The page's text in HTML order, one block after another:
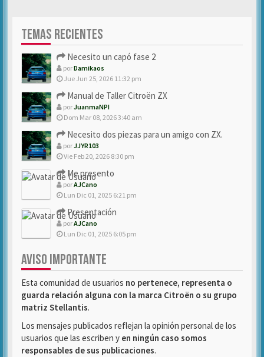
TEMAS RECIENTES
Necesito un capó fase 2
porDamikaos
Jue Jun 25, 2026 11:32 pm
Manual de Taller Citroën ZX
porJuanmaNPI
Dom Mar 08, 2026 3:40 am
Necesito dos piezas para un amigo con ZX.
porJJYR103
Vie Feb 20, 2026 8:30 pm
Me presento
porAJCano
Lun Dic 01, 2025 6:21 pm
Presentación
porAJCano
Lun Dic 01, 2025 6:05 pm
AVISO IMPORTANTE
Esta comunidad de usuarios no pertenece, representa o
guarda relación alguna con la marca Citroën o su grupo
matriz Stellantis.
Los mensajes publicados reflejan la opinión personal de los
usuarios que las escriben y en ningún caso somos
responsables de sus publicaciones.